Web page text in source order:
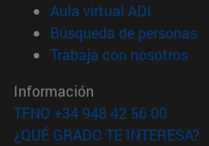
Aula virtual ADI
Búsqueda de personas
Trabaja con nosotros
Información
TFNO +34 948 42 56 00
¿QUÉ GRADO TE INTERESA?